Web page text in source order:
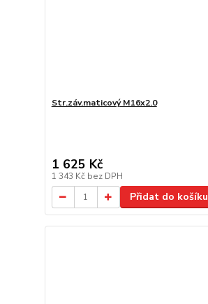
Str.záv.maticový M16x2.0
1 625 Kč
1 343 Kč bez DPH
Přidat do košíku